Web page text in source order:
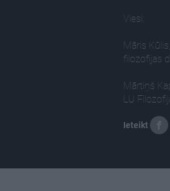
Viesi:
Māris Kūlis,
filozofijas
Mārtiņš
LU
Ieteikt